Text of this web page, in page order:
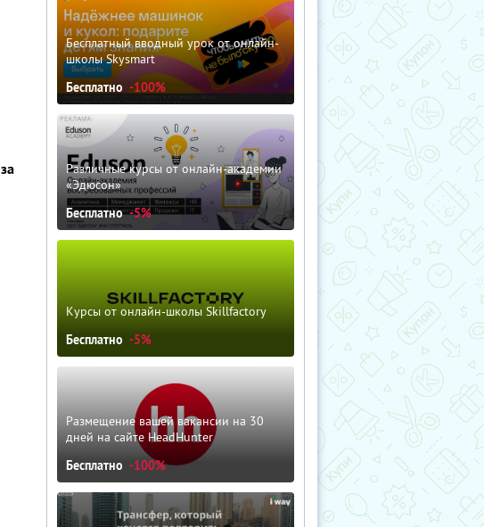
за
Бесплатный вводный урок от онлайн-
школы Skysmart
Бесплатно -100%
Различные курсы от онлайн-академии
«Эдюсон»
Бесплатно -5%
Курсы от онлайн-школы Skillfactory
Бесплатно -5%
Размещение вашей вакансии на 30
дней на сайте HeadHunter
Бесплатно -100%